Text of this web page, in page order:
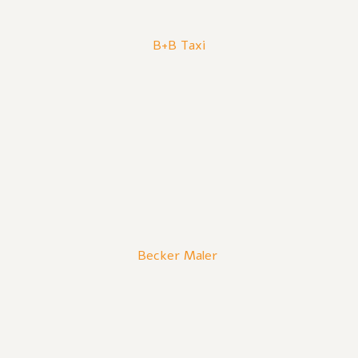
B+B Taxi
Becker Maler